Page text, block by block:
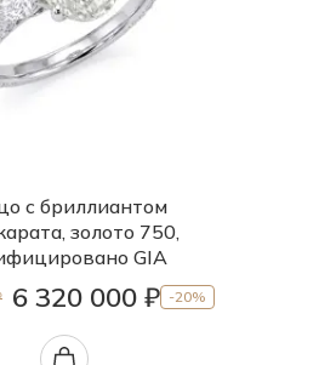
с бриллиантом
золото 750,
GIA
6 320 000 ₽ -20%